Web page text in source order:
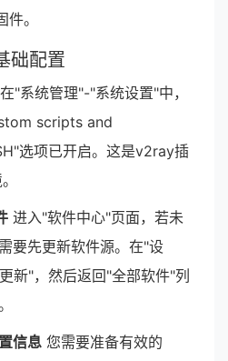
。
础配置
在"系统管理"-"系统设置"中，
scripts and
选项已开启。这是v2ray插
进入"软件中心"页面，若未
要先更新软件源。在"设
新"，然后返回"全部软件"列
信息 您需要准备有效的